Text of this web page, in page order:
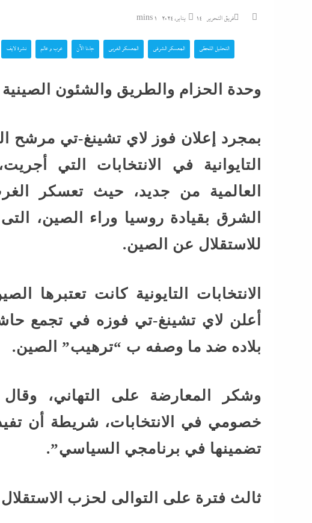
تزامنا مع توسيعها الاحتلال في...
“اللاونج الملكي” في حفل
شيرين تحطم أرقام...
كل الملفات التى يناقشها
ونتنياهو الثلاثاء
فريق التحرير 14 يناير، 2024 1 mins
التحليل اللحظي المعسكر الشرقي المعسكر الغربي جاءنا الآن عرب و عالم نشرة لايف
وحدة الحزام والطريق والشئون الصينية
بمجرد إعلان فوز لاي تشينغ-تي مرشح
التايوانية في الانتخابات التي
العالمية من جديد، حيث تعسكر
الشرق بقيادة روسيا وراء الصين،
للاستقلال عن الصين.
الانتخابات التايونية كانت تعتبرها
أعلن لاي تشينغ-تي فوزه في تجمع
بلاده ضد ما وصفه ب “ترهيب” الصين.
وشكر المعارضة على التهاني،
خصومي في الانتخابات، شريطة أن
تضمينها في برنامجي السياسي”.
ثالث فترة على التوالى لحزب الاستقلال